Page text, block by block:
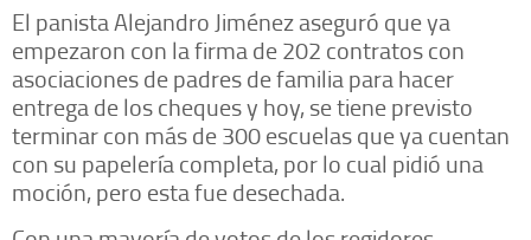
El panista Alejandro Jiménez aseguró que ya
empezaron con la firma de 202 contratos con
asociaciones de padres de familia para hacer
entrega de los cheques y hoy, se tiene previsto
terminar con más de 300 escuelas que ya cuentan
con su papelería completa, por lo cual pidió una
moción, pero esta fue desechada.